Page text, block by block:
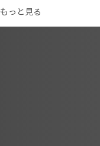
もっと見る